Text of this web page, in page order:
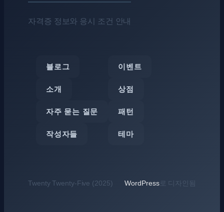
자격증 정보와 응시 조건 안내
블로그
소개
자주 묻는 질문
작성자들
이벤트
상점
패턴
테마
Twenty Twenty-Five (2025) WordPress로 디자인됨